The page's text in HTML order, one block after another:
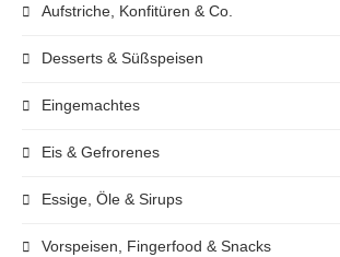
Aufstriche, Konfitüren & Co.
Desserts & Süßspeisen
Eingemachtes
Eis & Gefrorenes
Essige, Öle & Sirups
Vorspeisen, Fingerfood & Snacks